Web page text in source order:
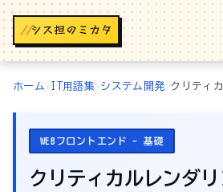
//
ホーム › IT用語集› システム開発› クリティ
WEBフロントエンド - 基礎
クリティカルレンダ